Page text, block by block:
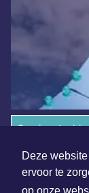
Deze
ervoor te
Overige
Algemene